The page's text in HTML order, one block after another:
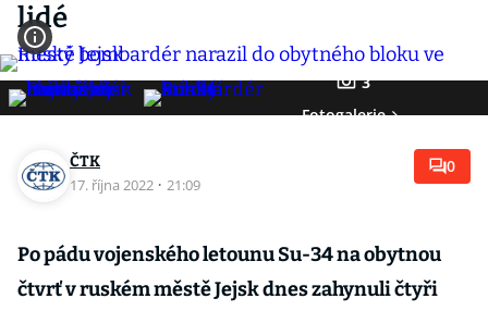
lidé
3
Fotogalerie
ČTK
17. října 2022 · 21:09
0
Po pádu vojenského letounu Su-34 na obytnou
čtvrť v ruském městě Jejsk dnes zahynuli čtyři